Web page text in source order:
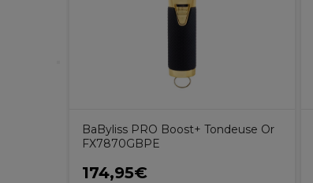
BaByliss PRO Boost+ Tondeuse Or
FX7870GBPE
174,95€